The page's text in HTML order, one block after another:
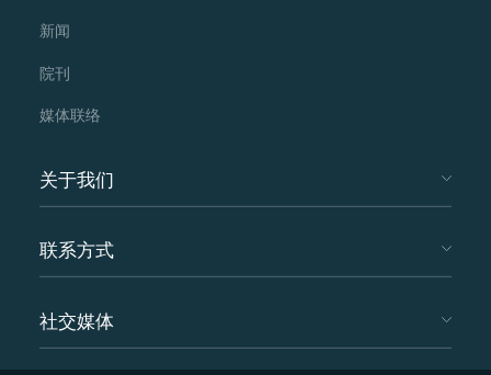
新闻
院刊
媒体联络
关于我们
联系方式
社交媒体